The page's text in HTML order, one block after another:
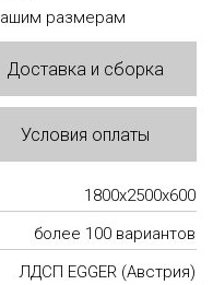
размерам
Доставка и сборка
Условия оплаты
1800x2500x600
более 100 вариантов
ЛДСП EGGER (Австрия)